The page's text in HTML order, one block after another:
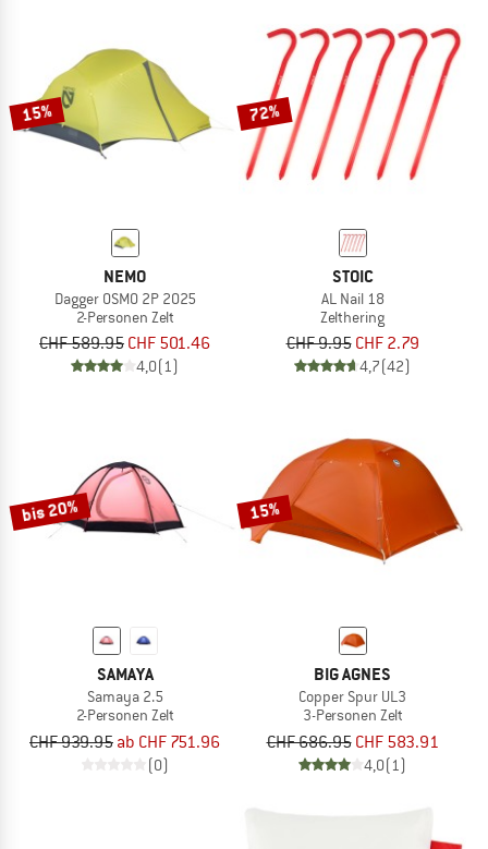
15%
NEMO
Dagger OSMO 2P 2025
2-Personen Zelt
CHF 589.95 CHF 501.46
4,0(1)
72%
STOIC
AL Nail 18
Zelthering
CHF 9.95 CHF 2.79
4,7(42)
bis 20%
SAMAYA
Samaya 2.5
2-Personen Zelt
CHF 939.95 ab CHF 751.96
(0)
15%
BIG AGNES
Copper Spur UL3
3-Personen Zelt
CHF 686.95 CHF 583.91
4,0(1)